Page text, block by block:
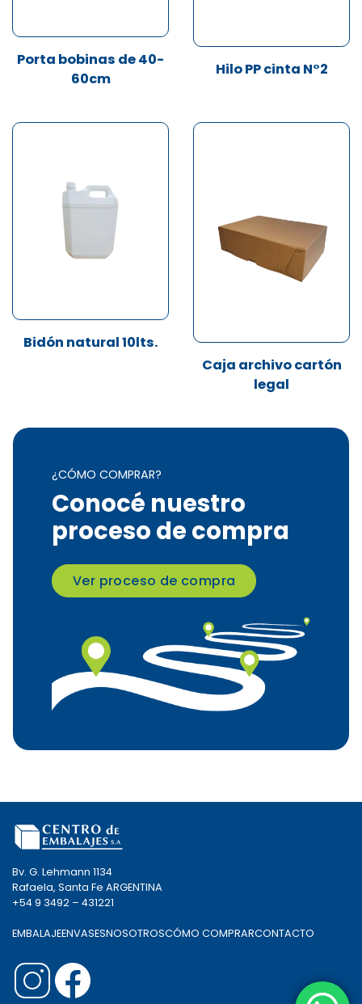
Porta bobinas de 40-
60cm
Hilo PP cinta N°2
Bidón natural 10lts.
Caja archivo cartón
legal
¿CÓMO COMPRAR?
Conocé nuestro
proceso de compra
Ver proceso de compra
Bv. G. Lehmann 1134
Rafaela, Santa Fe ARGENTINA
+54 9 3492 – 431221
EMBALAJEENVASESNOSOTROSCÓMO COMPRARCONTACTO